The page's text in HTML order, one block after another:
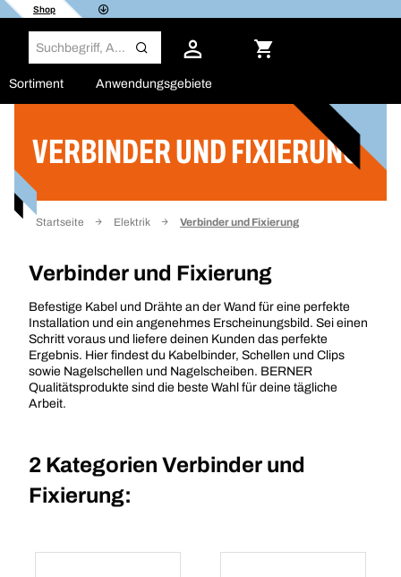
Shop
Sortiment Anwendungsgebiete
VERBINDER UND FIXIERUNG
Startseite Elektrik Verbinder und Fixierung
Verbinder und Fixierung
Befestige Kabel und Drähte an der Wand für eine perfekte
Installation und ein angenehmes Erscheinungsbild. Sei einen
Schritt voraus und liefere deinen Kunden das perfekte
Ergebnis. Hier findest du Kabelbinder, Schellen und Clips
sowie Nagelschellen und Nagelscheiben. BERNER
Qualitätsprodukte sind die beste Wahl für deine tägliche
Arbeit.
2 Kategorien Verbinder und
Fixierung:
Filter